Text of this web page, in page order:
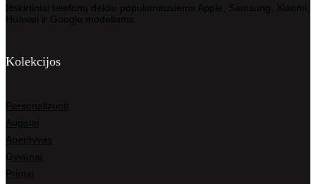
Išskirtiniai telefonų dėklai populiariausiems Apple, Samsung, Xiaomi,
Huawei ir Google modeliams.
Kolekcijos
Personalizuoti
Augalai
Aperityvas
Gyvūnai
Printai